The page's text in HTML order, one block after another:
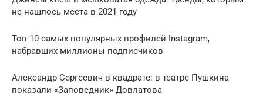
не нашлось места в 2021 году
Топ-10 самых популярных профилей Instagram,
набравших миллионы подписчиков
Александр Сергеевич в квадрате: в театре Пушкина
показали «Заповедник» Довлатова